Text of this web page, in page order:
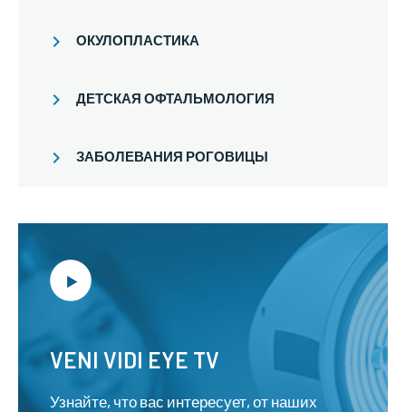
ОКУЛОПЛАСТИКА
ДЕТСКАЯ ОФТАЛЬМОЛОГИЯ
ЗАБОЛЕВАНИЯ РОГОВИЦЫ
VENI VIDI EYE TV
Узнайте, что вас интересует, от наших